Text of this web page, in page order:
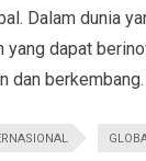
Dalam dunia
yang dapat
dan berkembang.